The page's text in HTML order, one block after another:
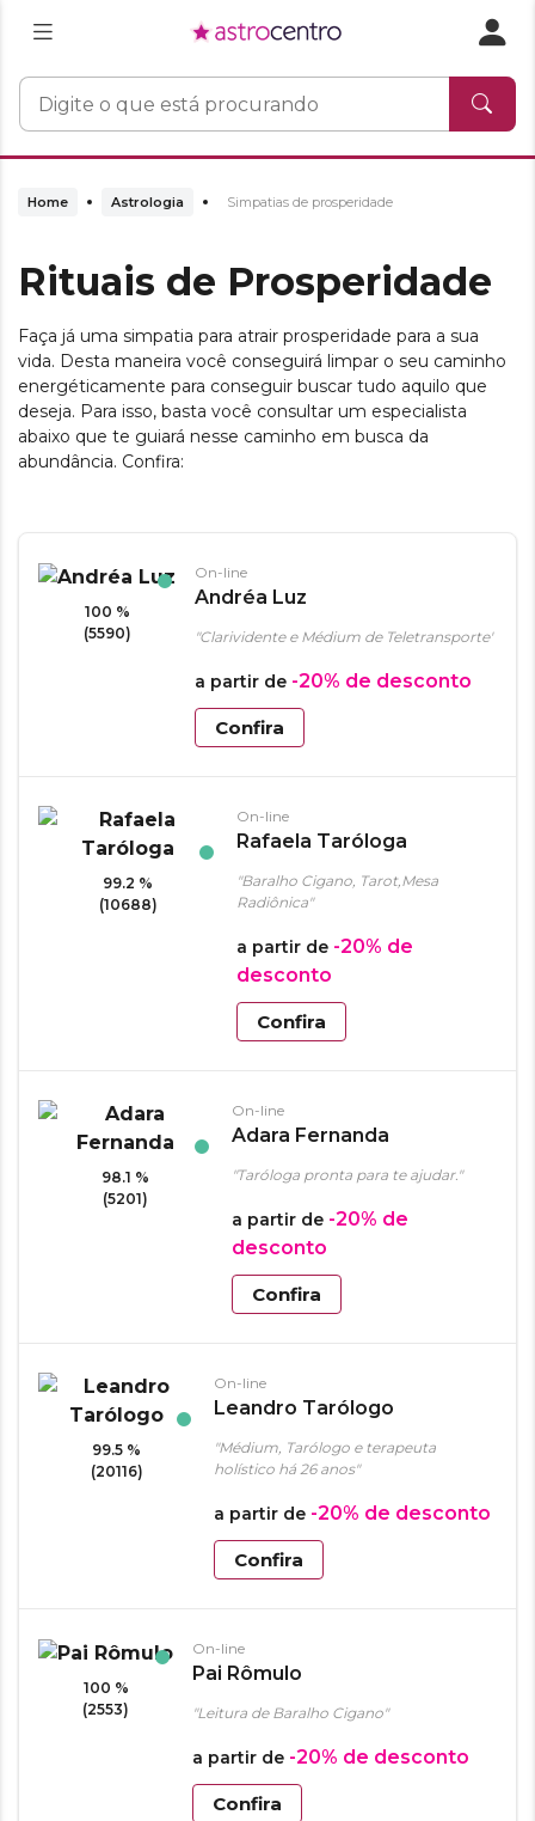
Home Astrologia Simpatias de prosperidade
Rituais de Prosperidade
Faça já uma simpatia para atrair prosperidade para a sua
vida. Desta maneira você conseguirá limpar o seu caminho
energéticamente para conseguir buscar tudo aquilo que
deseja. Para isso, basta você consultar um especialista
abaixo que te guiará nesse caminho em busca da
abundância. Confira:
100 %
(5590)
On-line
Andréa Luz
"Clarividente e Médium de Teletransporte"
a partir de -20% de desconto
Confira
99.2 %
(10688)
On-line
Rafaela Taróloga
"Baralho Cigano, Tarot,Mesa
Radiônica"
a partir de -20% de
desconto
Confira
98.1 %
(5201)
On-line
Adara Fernanda
"Taróloga pronta para te ajudar."
a partir de -20% de
desconto
Confira
99.5 %
(20116)
On-line
Leandro Tarólogo
"Médium, Tarólogo e terapeuta
holístico há 26 anos"
a partir de -20% de desconto
Confira
100 %
(2553)
On-line
Pai Rômulo
"Leitura de Baralho Cigano"
a partir de -20% de desconto
Confira